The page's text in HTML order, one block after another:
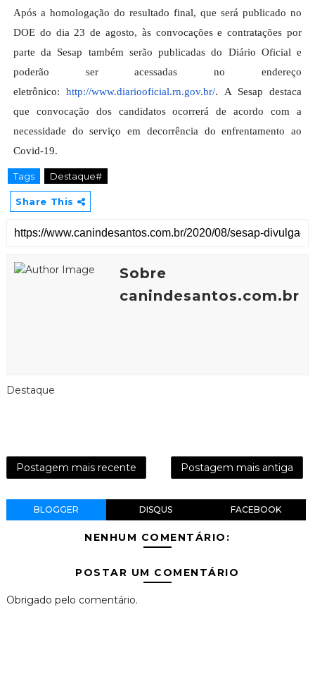
Após a homologação do resultado final, que será publicado no
DOE do dia 23 de agosto, às convocações e contratações por
parte da Sesap também serão publicadas do Diário Oficial e
poderão ser acessadas no endereço
eletrônico:http://www.diariooficial.rn.gov.br/. A Sesap destaca
que convocação dos candidatos ocorrerá de acordo com a
necessidade do serviço em decorrência do enfrentamento ao
Covid-19.
Tags Destaque#
Share This
Sobre
canindesantos.com.br
Destaque
Postagem mais recente Postagem mais antiga
BLOGGER DISQUS FACEBOOK
NENHUM COMENTÁRIO:
POSTAR UM COMENTÁRIO
Obrigado pelo comentário.